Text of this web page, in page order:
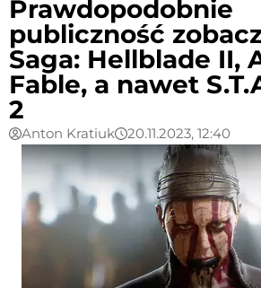
Prawdopodobnie
publiczność
Saga: Hellblade II,
Fable, a nawet
2
Anton Kratiuk 20.11.2023, 12:40